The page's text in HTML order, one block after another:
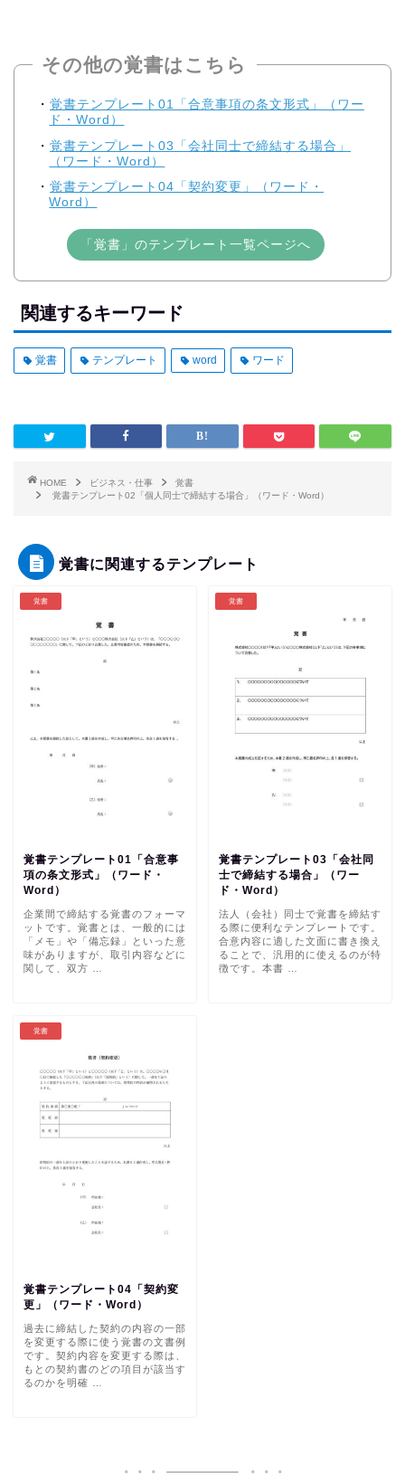
その他の覚書はこちら
覚書テンプレート01「合意事項の条文形式」（ワー
ド・Word）
覚書テンプレート03「会社同士で締結する場合」
（ワード・Word）
覚書テンプレート04「契約変更」（ワード・
Word）
「覚書」のテンプレート一覧ページへ
関連するキーワード
覚書 テンプレート word ワード
HOME ビジネス・仕事
覚書
覚書テンプレート02「個人同士で締結する場合」（ワード・Word）
覚書に関連するテンプレート
覚書
覚書テンプレート01「合意事
項の条文形式」（ワード・
Word）
企業間で締結する覚書のフォーマ
ットです。覚書とは、一般的には
「メモ」や「備忘録」といった意
味がありますが、取引内容などに
関して、双方 …
覚書
覚書テンプレート03「会社同
士で締結する場合」（ワー
ド・Word）
法人（会社）同士で覚書を締結す
る際に便利なテンプレートです。
合意内容に適した文面に書き換え
ることで、汎用的に使えるのが特
徴です。本書 …
覚書
覚書テンプレート04「契約変
更」（ワード・Word）
過去に締結した契約の内容の一部
を変更する際に使う覚書の文書例
です。契約内容を変更する際は、
もとの契約書のどの項目が該当す
るのかを明確 …